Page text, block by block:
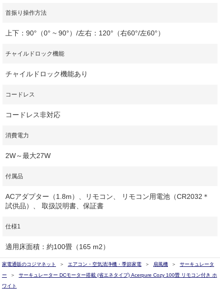
首振り操作方法
上下：90°（0° ~ 90°）/左右：120°（右60°/左60°）
チャイルドロック機能
チャイルドロック機能あり
コードレス
コードレス非対応
消費電力
2W～最大27W
付属品
ACアダプター（1.8m）、リモコン、 リモコン用電池（CR2032＊
試供品）、 取扱説明書、保証書
仕様1
適用床面積：約100畳（165 m2）
家電通販のコジマネット エアコン・空気清浄機・季節家電 扇風機
サーキュレータ
ー
サーキュレーター DCモーター搭載 (省エネタイプ) Acerpure Cozy 100畳 リモコン付き ホ
ワイト